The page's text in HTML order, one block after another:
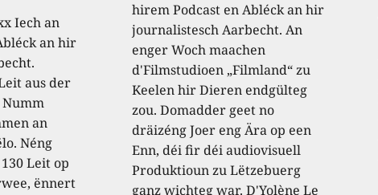
Iech an
an hir
aus der
an
Néng
Leit op
ënnert
hirem Podcast en Abléck an hir
journalistesch Aarbecht. An
enger Woch maachen
d'Filmstudioen „Filmland“ zu
Keelen hir Dieren endgülteg
zou. Domadder geet no
dräizéng Joer eng Ära op een
Enn, déi fir déi audiovisuell
Produktioun zu Lëtzebuerg
ganz wichteg war. D'Yolène Le